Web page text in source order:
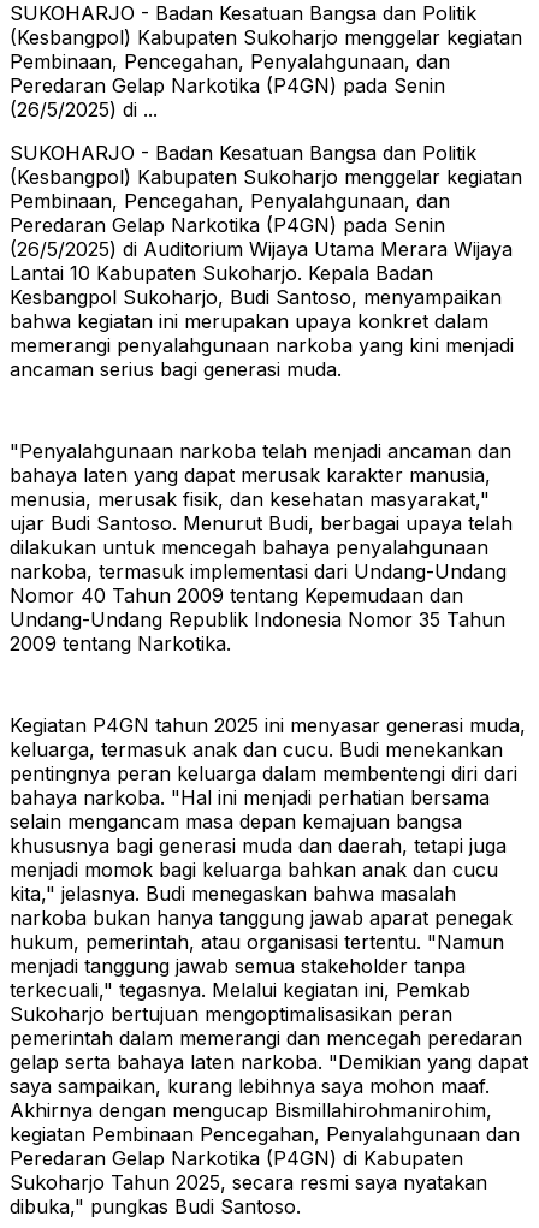
SUKOHARJO - Badan Kesatuan Bangsa dan Politik
(Kesbangpol) Kabupaten Sukoharjo menggelar kegiatan
Pembinaan, Pencegahan, Penyalahgunaan, dan
Peredaran Gelap Narkotika (P4GN) pada Senin
(26/5/2025) di ...
SUKOHARJO - Badan Kesatuan Bangsa dan Politik
(Kesbangpol) Kabupaten Sukoharjo menggelar kegiatan
Pembinaan, Pencegahan, Penyalahgunaan, dan
Peredaran Gelap Narkotika (P4GN) pada Senin
(26/5/2025) di Auditorium Wijaya Utama Merara Wijaya
Lantai 10 Kabupaten Sukoharjo. Kepala Badan
Kesbangpol Sukoharjo, Budi Santoso, menyampaikan
bahwa kegiatan ini merupakan upaya konkret dalam
memerangi penyalahgunaan narkoba yang kini menjadi
ancaman serius bagi generasi muda.
"Penyalahgunaan narkoba telah menjadi ancaman dan
bahaya laten yang dapat merusak karakter manusia,
menusia, merusak fisik, dan kesehatan masyarakat,"
ujar Budi Santoso. Menurut Budi, berbagai upaya telah
dilakukan untuk mencegah bahaya penyalahgunaan
narkoba, termasuk implementasi dari Undang-Undang
Nomor 40 Tahun 2009 tentang Kepemudaan dan
Undang-Undang Republik Indonesia Nomor 35 Tahun
2009 tentang Narkotika.
Kegiatan P4GN tahun 2025 ini menyasar generasi muda,
keluarga, termasuk anak dan cucu. Budi menekankan
pentingnya peran keluarga dalam membentengi diri dari
bahaya narkoba. "Hal ini menjadi perhatian bersama
selain mengancam masa depan kemajuan bangsa
khususnya bagi generasi muda dan daerah, tetapi juga
menjadi momok bagi keluarga bahkan anak dan cucu
kita," jelasnya. Budi menegaskan bahwa masalah
narkoba bukan hanya tanggung jawab aparat penegak
hukum, pemerintah, atau organisasi tertentu. "Namun
menjadi tanggung jawab semua stakeholder tanpa
terkecuali," tegasnya. Melalui kegiatan ini, Pemkab
Sukoharjo bertujuan mengoptimalisasikan peran
pemerintah dalam memerangi dan mencegah peredaran
gelap serta bahaya laten narkoba. "Demikian yang dapat
saya sampaikan, kurang lebihnya saya mohon maaf.
Akhirnya dengan mengucap Bismillahirohmanirohim,
kegiatan Pembinaan Pencegahan, Penyalahgunaan dan
Peredaran Gelap Narkotika (P4GN) di Kabupaten
Sukoharjo Tahun 2025, secara resmi saya nyatakan
dibuka," pungkas Budi Santoso.